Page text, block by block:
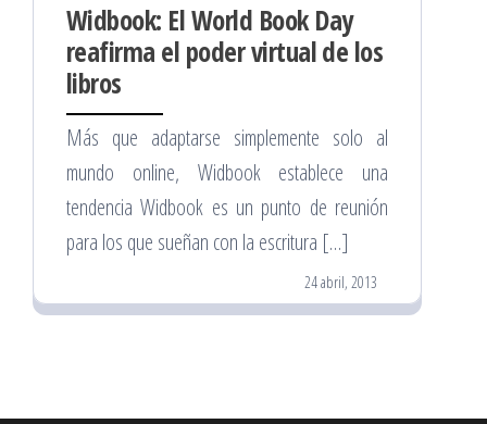
Widbook: El World Book Day
reafirma el poder virtual de los
libros
Más que adaptarse simplemente solo al
mundo online, Widbook establece una
tendencia Widbook es un punto de reunión
para los que sueñan con la escritura […]
24 abril, 2013